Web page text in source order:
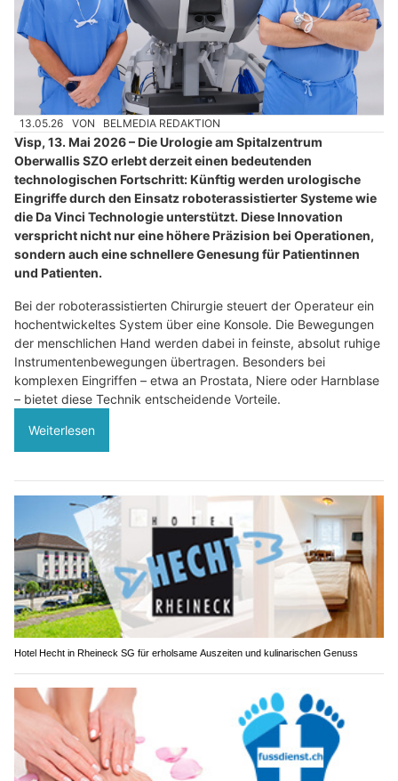
13.05.26 VON BELMEDIA REDAKTION
Visp, 13. Mai 2026 – Die Urologie am Spitalzentrum
Oberwallis SZO erlebt derzeit einen bedeutenden
technologischen Fortschritt: Künftig werden urologische
Eingriffe durch den Einsatz roboterassistierter Systeme wie
die Da Vinci Technologie unterstützt. Diese Innovation
verspricht nicht nur eine höhere Präzision bei Operationen,
sondern auch eine schnellere Genesung für Patientinnen
und Patienten.
Bei der roboterassistierten Chirurgie steuert der Operateur ein
hochentwickeltes System über eine Konsole. Die Bewegungen
der menschlichen Hand werden dabei in feinste, absolut ruhige
Instrumentenbewegungen übertragen. Besonders bei
komplexen Eingriffen – etwa an Prostata, Niere oder Harnblase
– bietet diese Technik entscheidende Vorteile.
Weiterlesen
Hotel Hecht in Rheineck SG für erholsame Auszeiten und kulinarischen Genuss